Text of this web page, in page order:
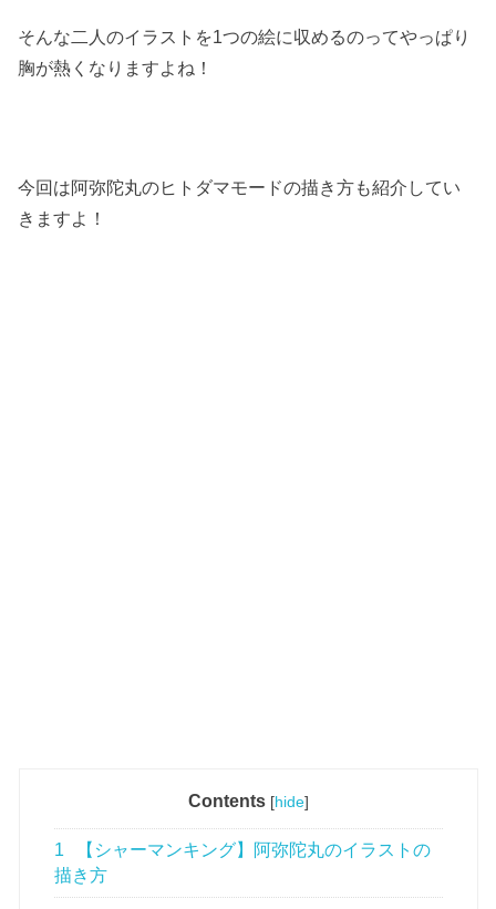
そんな二人のイラストを1つの絵に収めるのってやっぱり
胸が熱くなりますよね！
今回は阿弥陀丸のヒトダマモードの描き方も紹介してい
きますよ！
Contents [hide]
1
【シャーマンキング】阿弥陀丸のイラストの
描き方